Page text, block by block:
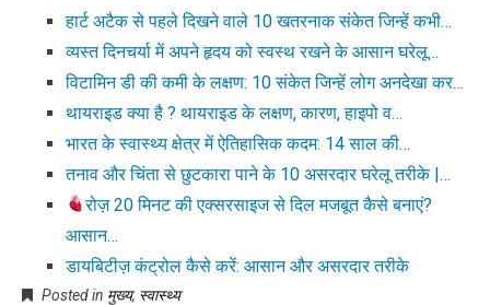
हार्ट अटैक से पहले दिखने वाले 10 खतरनाक संकेत जिन्हें कभी…
व्यस्त दिनचर्या में अपने हृदय को स्वस्थ रखने के आसान घरेलू…
विटामिन डी की कमी के लक्षण: 10 संकेत जिन्हें लोग अनदेखा कर…
थायराइड क्या है ? थायराइड के लक्षण, कारण, हाइपो व…
भारत के स्वास्थ्य क्षेत्र में ऐतिहासिक कदम: 14 साल की…
तनाव और चिंता से छुटकारा पाने के 10 असरदार घरेलू तरीके |…
रोज़ 20 मिनट की एक्सरसाइज से दिल मजबूत कैसे बनाएं?
आसान…
डायबिटीज़ कंट्रोल कैसे करें: आसान और असरदार तरीके
Posted in मुख्य, स्वास्थ्य